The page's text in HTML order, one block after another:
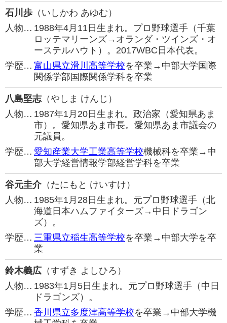
石川歩 （いしかわ あゆむ）
人物… 1988年4月11日生まれ。プロ野球選手（千葉
ロッテマリーンズ→オランダ・ツインズ・オ
ーステルハウト）。2017WBC日本代表。
学歴… 富山県立滑川高等学校を卒業→中部大学国際
関係学部国際関係学科を卒業
八島堅志（やしま けんじ）
人物… 1987年1月20日生まれ。政治家（愛知県あま
市）。愛知県あま市長。愛知県あま市議会の
元議員。
学歴… 愛知産業大学工業高等学校機械科を卒業→中
部大学経営情報学部経営学科を卒業
谷元圭介（たにもと けいすけ）
人物… 1985年1月28日生まれ。元プロ野球選手（北
海道日本ハムファイターズ→中日ドラゴン
ズ）。
学歴… 三重県立稲生高等学校を卒業→中部大学を卒
業
鈴木義広 （すずき よしひろ）
人物… 1983年1月5日生まれ。元プロ野球選手（中日
ドラゴンズ）。
学歴… 香川県立多度津高等学校を卒業→中部大学機